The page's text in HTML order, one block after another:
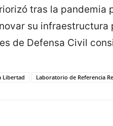
tras la pandemia
su
de Defensa Civil
Libertad Laboratorio de Referencia